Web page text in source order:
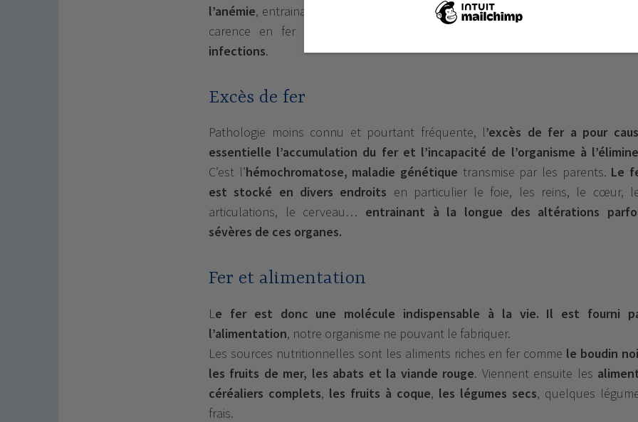
l’anémie, entrainant une fatigabilité importante et un essoufflement à l’effort. La
carence en fer est aussi
infections.
Excès de fer
Pathologie moins connu et pourtant fréquente, l’excès de fer a pour
essentielle l’accumulation du fer et l’incapacité de l’organisme à
C’est l’hémochromatose, maladie génétique transmise par les parents. Le
est stocké en divers endroits en particulier le foie, les reins, le cœur,
articulations, le cerveau… entrainant à la longue des altérations
sévères de ces organes.
Fer et alimentation
Le fer est donc une molécule indispensable à la vie. Il est fourni
l’alimentation, notre organisme ne pouvant le fabriquer.
Les sources nutritionnelles sont les aliments riches en fer comme le boudin
les fruits de mer, les abats et la viande rouge. Viennent ensuite les
céréaliers complets, les fruits à coque, les légumes secs, quelques
frais.